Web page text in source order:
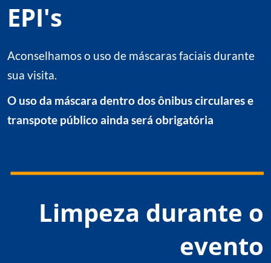
EPI's
Aconselhamos o uso de máscaras faciais durante
sua visita.
O uso da máscara dentro dos ônibus circulares e
transpote público ainda será obrigatória
Limpeza durante o
evento